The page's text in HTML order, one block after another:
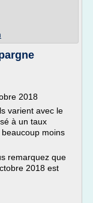
2018
varient avec le
à un taux
moins
remarquez que
2018 est